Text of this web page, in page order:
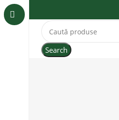
Search